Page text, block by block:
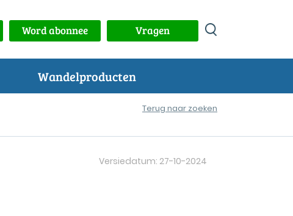
Word abonnee Vragen
Wandelproducten
Terug naar zoeken
Versiedatum: 27-10-2024